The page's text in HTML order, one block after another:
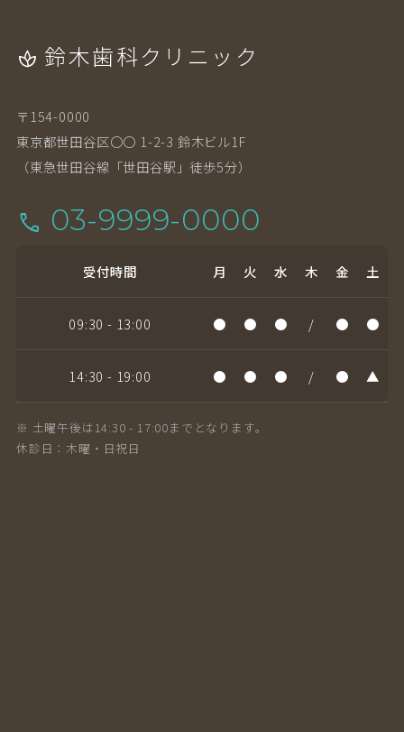
spa 鈴木歯科クリニック
〒154-0000
東京都世田谷区〇〇 1-2-3 鈴木ビル1F
（東急世田谷線「世田谷駅」徒歩5分）
call 03-9999-0000
受付時間 月 火 水 木 金 土
09:30 - 13:00 ● ● ● / ● ●
14:30 - 19:00 ● ● ● / ● ▲
※ 土曜午後は14:30 - 17:00までとなります。
休診日：木曜・日祝日